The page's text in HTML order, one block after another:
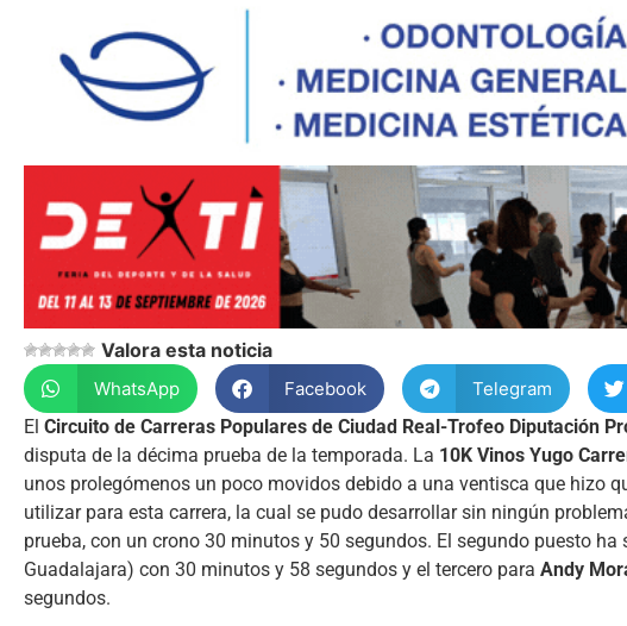
Valora esta noticia
WhatsApp Facebook Telegram
El Circuito de Carreras Populares de Ciudad Real-Trofeo Diputación
disputa de la décima prueba de la temporada. La 10K Vinos Yugo
unos prolegómenos un poco movidos debido a una ventisca que hizo
utilizar para esta carrera, la cual se pudo desarrollar sin ningún
prueba, con un crono 30 minutos y 50 segundos. El segundo puesto ha
Guadalajara) con 30 minutos y 58 segundos y el tercero para Andy
segundos.